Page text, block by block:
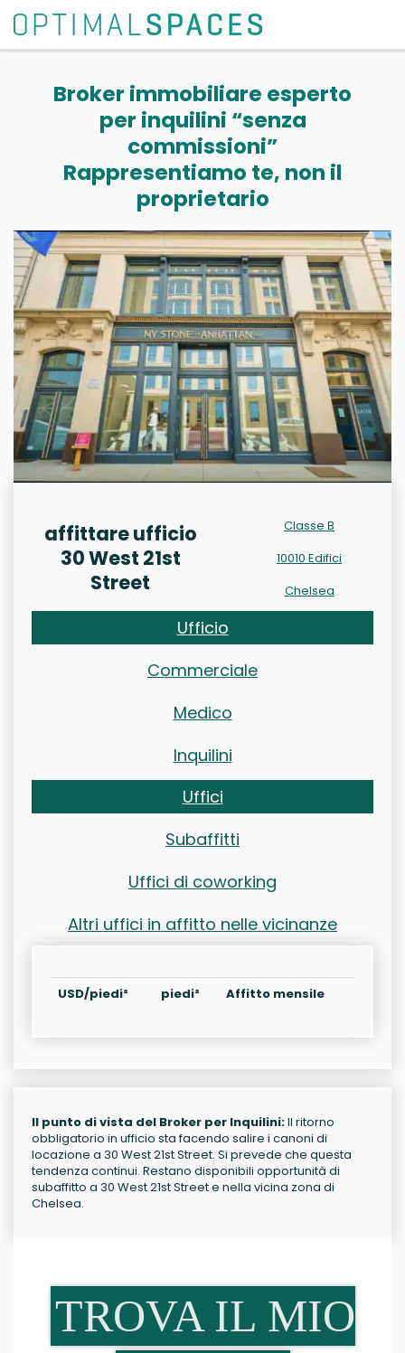
Broker immobiliare esperto
per inquilini “senza
commissioni”
Rappresentiamo te, non il
proprietario
affittare ufficio
30 West 21st
Street
Classe B
10010 Edifici
Chelsea
Ufficio
Commerciale
Medico
Inquilini
Uffici
Subaffitti
Uffici di coworking
Altri uffici in affitto nelle vicinanze
USD/piedi² piedi² Affitto mensile
Il punto di vista del Broker per Inquilini:Il ritorno
obbligatorio in ufficio sta facendo salire i canoni di
locazione a 30 West 21st Street. Si prevede che questa
tendenza continui. Restano disponibili opportunità di
subaffitto a 30 West 21st Street e nella vicina zona di
Chelsea.
TROVA IL MIO